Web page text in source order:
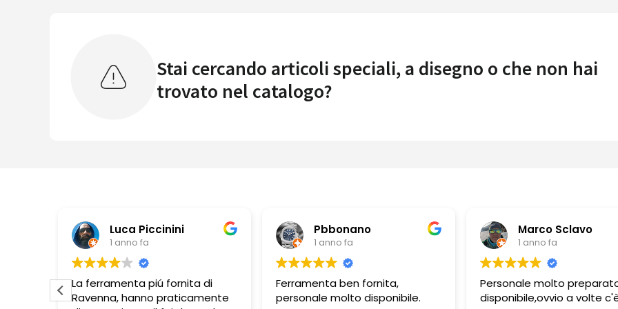
Stai cercando articoli speciali, a disegno o che non hai
trovato nel catalogo?
Pbbonano
1 anno fa
Ferramenta ben fornita,
personale molto disponibile.
Marco Sclavo
1 anno fa
Personale molto preparato e
disponibile,ovvio a volte c'è
Guerino
1 anno fa
Personale molto
e gentile